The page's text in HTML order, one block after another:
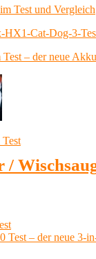
Test und Vergleich
– der neue
/